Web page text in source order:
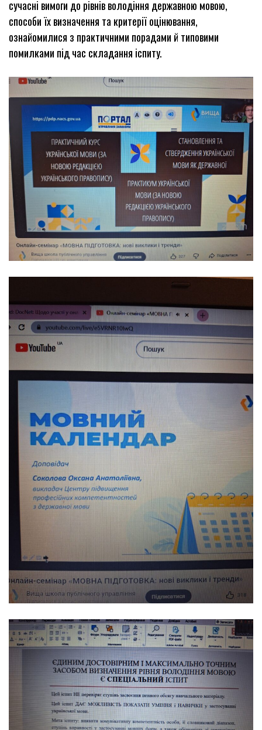
сучаснi вимоги до piвнiв володiння державною мовою,
способи їx визначення та критерiї оцiнювання,
ознайомилися з практичними порадами й типовими
помилками пiд час складання iспитy.